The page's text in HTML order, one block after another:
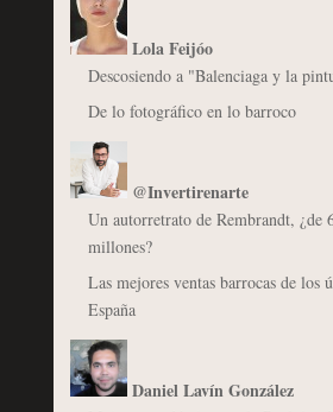
Lola Feijóo
Descosiendo a "Balenciaga y la
De lo fotográfico en lo barroco
@Invertirenarte
Un autorretrato de Rembrandt, ¿de
millones?
Las mejores ventas barrocas de los
España
Daniel Lavín González